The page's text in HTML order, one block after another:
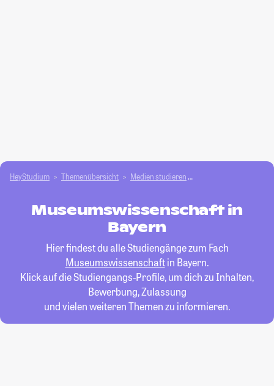
HeyStudium Themenübersicht Medien studieren
Museumswissenschaft in
Bayern
Hier findest du alle Studiengänge zum Fach
Museumswissenschaftin Bayern.
Klick auf die Studiengangs-Profile, um dich zu Inhalten,
Bewerbung, Zulassung
und vielen weiteren Themen zu informieren.